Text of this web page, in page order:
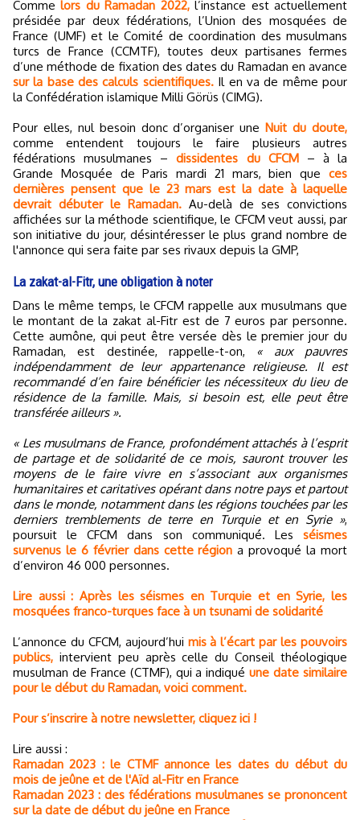
Commelors du Ramadan 2022,l’instance est actuellement
présidée par deux fédérations, l’Union des mosquées de
France (UMF) et le Comité de coordination des musulmans
turcs de France (CCMTF), toutes deux partisanes fermes
d’une méthode de fixation des dates du Ramadan en avance
sur la base des calculs scientifiques.Il en va de même pour
la Confédération islamique Milli Görüs (CIMG).
Pour elles, nul besoin donc d’organiser une Nuit du doute,
comme entendent toujours le faire plusieurs autres
fédérations musulmanes –dissidentes du CFCM– à la
Grande Mosquée de Paris mardi 21 mars, bien que ces
dernières pensent que le 23 mars est la date à laquelle
devrait débuter le Ramadan. Au-delà de ses convictions
affichées sur la méthode scientifique, le CFCM veut aussi, par
son initiative du jour, désintéresser le plus grand nombre de
l'annonce qui sera faite par ses rivaux depuis la GMP,
La zakat-al-Fitr, une obligation à noter
Dans le même temps, le CFCM rappelle aux musulmans que
le montant de la zakat al-Fitr est de 7 euros par personne.
Cette aumône, qui peut être versée dès le premier jour du
Ramadan, est destinée, rappelle-t-on, « aux pauvres
indépendamment de leur appartenance religieuse. Il est
recommandé d’en faire bénéficier les nécessiteux du lieu de
résidence de la famille. Mais, si besoin est, elle peut être
transférée ailleurs ».
« Les musulmans de France, profondément attachés à l’esprit
de partage et de solidarité de ce mois, sauront trouver les
moyens de le faire vivre en s’associant aux organismes
humanitaires et caritatives opérant dans notre pays et partout
dans le monde, notamment dans les régions touchées par les
derniers tremblements de terre en Turquie et en Syrie »,
poursuit le CFCM dans son communiqué. Les séismes
survenus le 6 février dans cette région a provoqué la mort
d’environ 46 000 personnes.
Lire aussi : Après les séismes en Turquie et en Syrie, les
mosquées franco-turques face à un tsunami de solidarité
L’annonce du CFCM, aujourd’hui mis à l’écart par les pouvoirs
publics, intervient peu après celle du Conseil théologique
musulman de France (CTMF), qui a indiquéune date similaire
pour le début du Ramadan, voici comment.
Pour s’inscrire à notre newsletter, cliquez ici !
Lire aussi :
Ramadan 2023 : le CTMF annonce les dates du début du
mois de jeûne et de l'Aïd al-Fitr en France
Ramadan 2023 : des fédérations musulmanes se prononcent
sur la date de début du jeûne en France